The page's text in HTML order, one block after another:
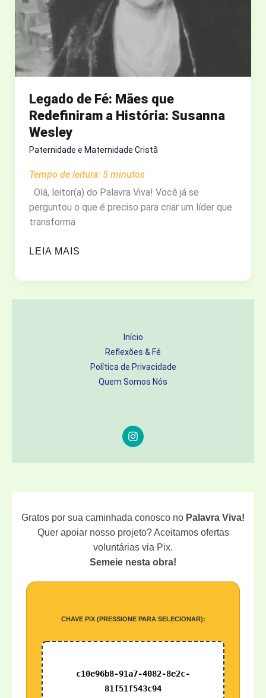
CACOS
DA
NOSSA
HISTÓRIA
Legado de Fé: Mães que
Redefiniram a História: Susanna
Wesley
Paternidade e Maternidade Cristã
Tempo de leitura: 5 minutos
Olá, leitor(a) do Palavra Viva! Você já se
perguntou o que é preciso para criar um líder que
transforma
LEGADO
FÉ:
LEIA MAIS
Início
Reflexões & Fé
Política de Privacidade
Quem Somos Nós
Gratos por sua caminhada conosco no Palavra Viva!
Quer apoiar nosso projeto? Aceitamos ofertas
voluntárias via Pix.
Semeie nesta obra!
CHAVE PIX (PRESSIONE PARA SELECIONAR):
c10e96b8-91a7-4082-8e2c-
81f51f543c94